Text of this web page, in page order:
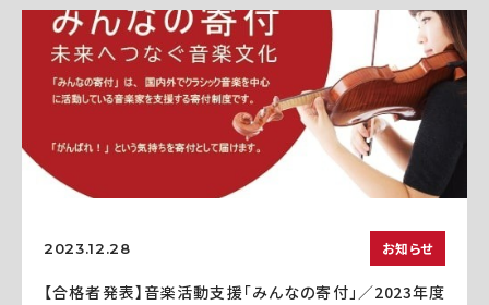
2023.12.28 お知らせ
【合格者発表】音楽活動支援「みんなの寄付」／2023年度